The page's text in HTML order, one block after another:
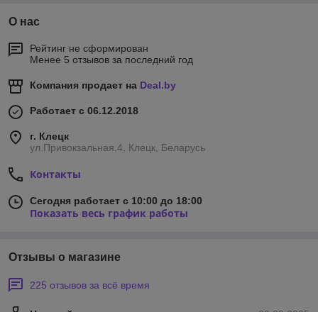
О нас
Рейтинг не сформирован
Менее 5 отзывов за последний год
Компания продает на Deal.by
Работает с 06.12.2018
г. Клецк
ул.Привокзальная,4, Клецк, Беларусь
Контакты
Сегодня работает с 10:00 до 18:00
Показать весь график работы
Отзывы о магазине
225 отзывов за всё время